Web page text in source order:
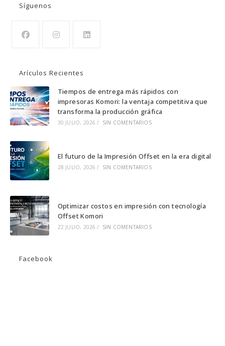
Síguenos
una
nueva
pestaña
una
nueva
pestaña
una
nueva
pestaña
Arículos Recientes
Tiempos de entrega más rápidos con
impresoras Komori: la ventaja competitiva que
transforma la producción gráfica
30 JULIO, 2026 / SIN COMENTARIOS
El futuro de la Impresión Offset en la era digital
28 JULIO, 2026 / SIN COMENTARIOS
Optimizar costos en impresión con tecnología
Offset Komori
22 JULIO, 2026 / SIN COMENTARIOS
Facebook